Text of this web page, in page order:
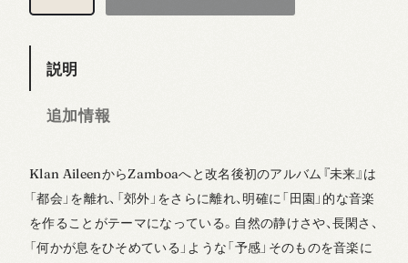
a
m
未
来
個
説明
追加情報
Klan AileenからZamboaへと改名後初のアルバム『未来』は
「都会」を離れ、「郊外」をさらに離れ、明確に「田園」的な音楽
を作ることがテーマになっている。自然の静けさや、長閑さ、
「何かが息をひそめている」ような「予感」そのものを音楽に